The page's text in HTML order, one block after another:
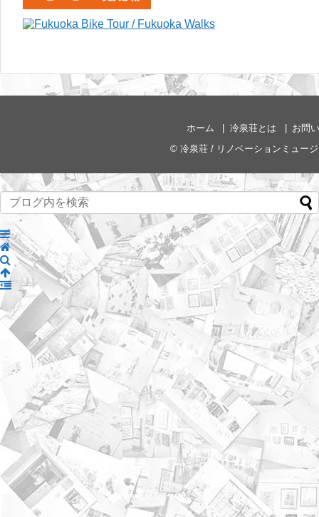
ホーム 冷泉荘とは
お問
© 冷泉荘 / リノベーションミュー